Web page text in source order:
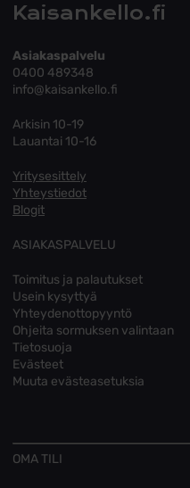
Kaisankello.fi
Asiakaspalvelu
0400 489348
info@kaisankello.fi
Arkisin 10-19
Lauantai 10-16
Yritysesittely
Yhteystiedot
Blogit
ASIAKASPALVELU
Toimitus ja palautukset
Usein kysyttyä
Yhteydenottopyyntö
Ohjeita sormuksen valintaan
Tietosuoja
Evästeet
Muuta evästeasetuksia
OMA TILI